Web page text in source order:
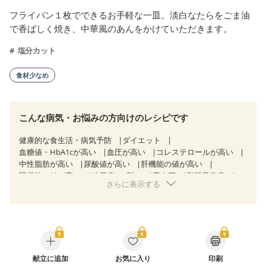
フライパン１枚でできるお手軽な一皿。淡白なたらをごま油
で香ばしく焼き、中華風のあんをかけていただきます。
塩分カット
食材少なめ
こんな病気・お悩みの方向けのレシピです
健康的な食生活・病気予防
ダイエット
血糖値・HbA1cが高い
血圧が高い
コレステロールが高い
中性脂肪が高い
尿酸値が高い
肝機能の値が高い
腎機能の値が高い
糖尿病（2型） 高血圧
脂質異常症
狭心症 心筋梗塞
クローン病（寛解期）
過敏性腸症候群（IBS）
糖尿病性腎症（第１期）
糖尿病性腎症（第２期）
糖尿病性腎症（第３期）
CKD（ステージ１）
さらに表示する
献立に追加 お気に入り 印刷